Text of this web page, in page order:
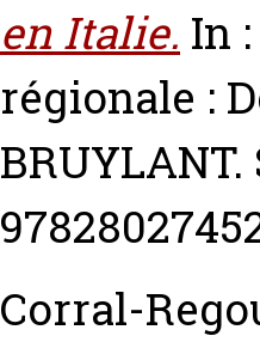
en Italie. In
régionale :
Corral-